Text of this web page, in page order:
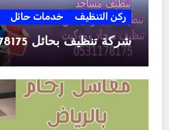
ركن التنظيف خدمات حائل
شركة تنظيف بحائل 0531178175